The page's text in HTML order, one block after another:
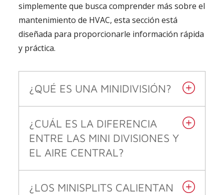
simplemente que busca comprender más sobre el
mantenimiento de HVAC, esta sección está
diseñada para proporcionarle información rápida
y práctica.
¿QUÉ ES UNA MINIDIVISIÓN?
¿CUÁL ES LA DIFERENCIA
ENTRE LAS MINI DIVISIONES Y
EL AIRE CENTRAL?
¿LOS MINISPLITS CALIENTAN